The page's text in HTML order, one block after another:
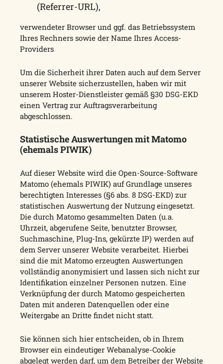
(Referrer-URL),
verwendeter Browser und ggf. das Betriebssystem
Ihres Rechners sowie der Name Ihres Access-
Providers
Um die Sicherheit ihrer Daten auch auf dem Server
unserer Website sicherzustellen, haben wir mit
unserem Hoster-Dienstleister gemäß §30 DSG-EKD
einen Vertrag zur Auftragsverarbeitung
abgeschlossen.
Statistische Auswertungen mit Matomo
(ehemals PIWIK)
Auf dieser Website wird die Open-Source-Software
Matomo (ehemals PIWIK) auf Grundlage unseres
berechtigten Interesses (§6 abs. 8 DSG-EKD) zur
statistischen Auswertung der Nutzung eingesetzt.
Die durch Matomo gesammelten Daten (u.a.
Uhrzeit, abgerufene Seite, benutzter Browser,
Suchmaschine, Plug-Ins, gekürzte IP) werden auf
dem Server unserer Website verarbeitet. Hierbei
sind die mit Matomo erzeugten Auswertungen
vollständig anonymisiert und lassen sich nicht zur
Identifikation einzelner Personen nutzen. Eine
Verknüpfung der durch Matomo gespeicherten
Daten mit anderen Datenquellen oder eine
Weitergabe an Dritte findet nicht statt.
Sie können sich hier entscheiden, ob in Ihrem
Browser ein eindeutiger Webanalyse-Cookie
abgelegt werden darf, um dem Betreiber der Website